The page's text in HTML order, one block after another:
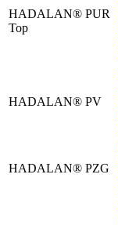
HADALAN® PUR
Top
HADALAN® PV
HADALAN® PZG